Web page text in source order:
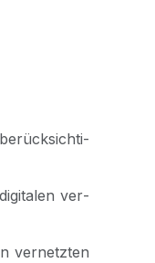
ver­
ver­netz­ten